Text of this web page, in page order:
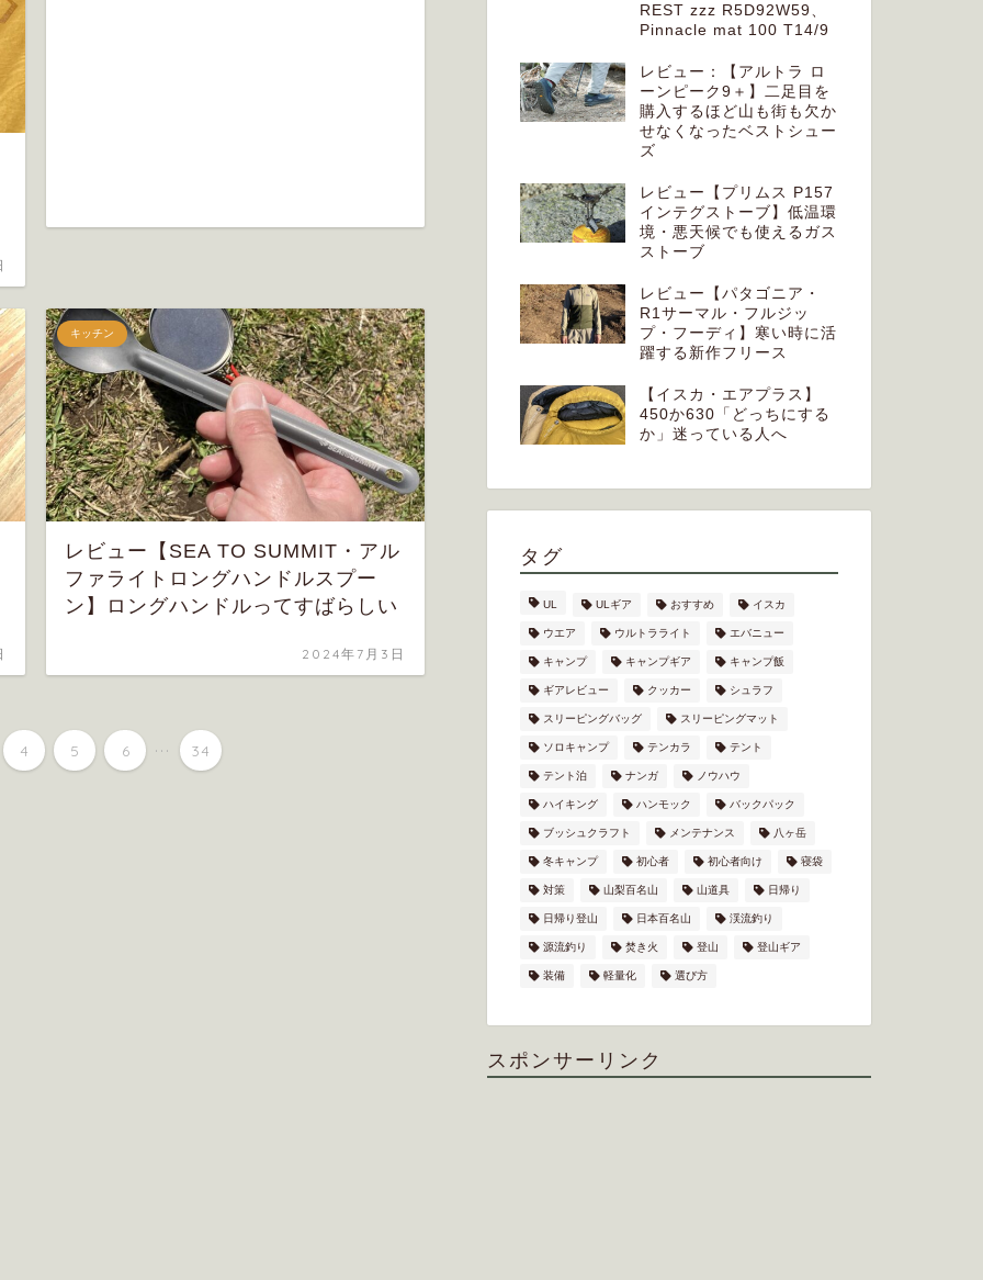
キッチン
レビュー【SEA TO SUMMIT・アル
ファライトロングハンドルスプー
ン】ロングハンドルってすばらしい
2024年7月3日
4 5 6 ... 34
レビュー【エバニュー・Johnnie
Hiker】重量145gのトレッキングポ
2024年11月13日
REST zzz R5D92W59、
Pinnacle mat 100 T14/9
レビュー：【アルトラ ロ
ーンピーク9＋】二足目を
購入するほど山も街も欠か
せなくなったベストシュー
ズ
レビュー【プリムス P157
インテグストーブ】低温環
境・悪天候でも使えるガス
ストーブ
レビュー【パタゴニア・
R1サーマル・フルジッ
プ・フーディ】寒い時に活
躍する新作フリース
【イスカ・エアプラス】
450か630「どっちにする
か」迷っている人へ
タグ
UL ULギア おすすめ イスカ
ウエア ウルトラライト エバニュー
キャンプ キャンプギア キャンプ飯
ギアレビュー クッカー シュラフ
スリーピングバッグ スリーピングマット
ソロキャンプ テンカラ テント
テント泊 ナンガ ノウハウ
ハイキング ハンモック バックパック
ブッシュクラフト メンテナンス 八ヶ岳
冬キャンプ 初心者 初心者向け 寝袋
対策 山梨百名山 山道具 日帰り
日帰り登山 日本百名山 渓流釣り
源流釣り 焚き火 登山 登山ギア
装備 軽量化 選び方
スポンサーリンク